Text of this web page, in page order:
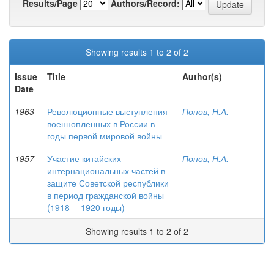
Results/Page Authors/Record:
Showing results 1 to 2 of 2
Issue
Date
Title Author(s)
1963
Революционные выступления
военнопленных в России в
годы первой мировой войны
Попов, Н.А.
1957
Участие китайских
интернациональных частей в
защите Советской республики
в период гражданской войны
(1918— 1920 годы)
Попов, Н.А.
Showing results 1 to 2 of 2